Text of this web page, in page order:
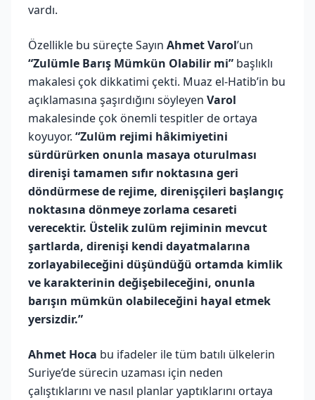
vardı.
Özellikle bu süreçte Sayın Ahmet Varol’un
“Zulümle Barış Mümkün Olabilir mi” başlıklı
makalesi çok dikkatimi çekti. Muaz el-Hatib’in bu
açıklamasına şaşırdığını söyleyen Varol
makalesinde çok önemli tespitler de ortaya
koyuyor. “Zulüm rejimi hâkimiyetini
sürdürürken onunla masaya oturulması
direnişi tamamen sıfır noktasına geri
döndürmese de rejime, direnişçileri başlangıç
noktasına dönmeye zorlama cesareti
verecektir. Üstelik zulüm rejiminin mevcut
şartlarda, direnişi kendi dayatmalarına
zorlayabileceğini düşündüğü ortamda kimlik
ve karakterinin değişebileceğini, onunla
barışın mümkün olabileceğini hayal etmek
yersizdir.”
Ahmet Hoca bu ifadeler ile tüm batılı ülkelerin
Suriye’de sürecin uzaması için neden
çalıştıklarını ve nasıl planlar yaptıklarını ortaya